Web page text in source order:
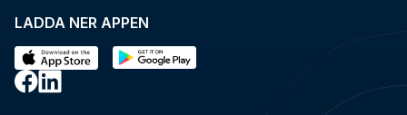
LADDA NER APPEN